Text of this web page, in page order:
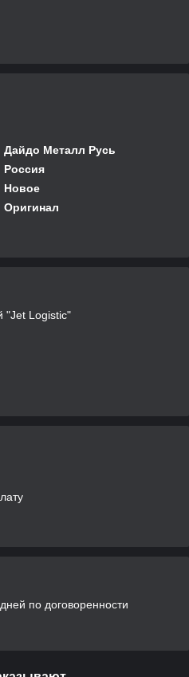
Дайдо Металл Русь
Россия
Новое
Оригинал
"Jet Logistic"
по договоренности